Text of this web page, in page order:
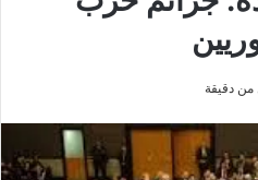
من دقيقة